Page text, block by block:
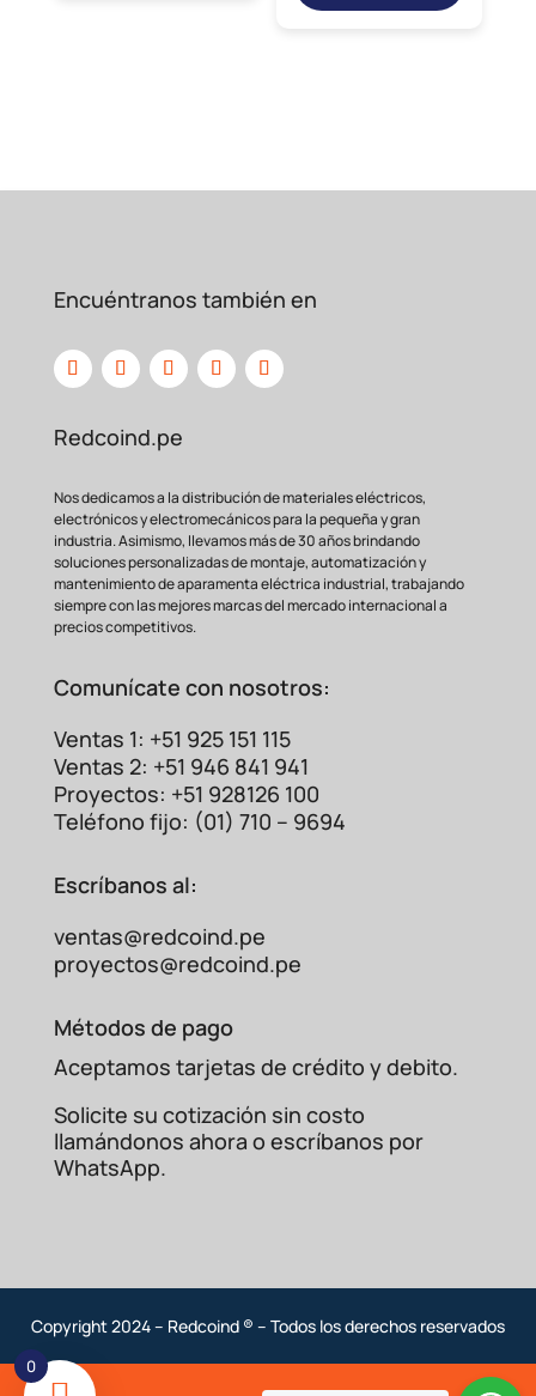
Encuéntranos también en
Redcoind.pe
Nos dedicamos a la distribución de materiales eléctricos,
electrónicos y electromecánicos para la pequeña y gran
industria. Asimismo, llevamos más de 30 años brindando
soluciones personalizadas de montaje, automatización y
mantenimiento de aparamenta eléctrica industrial, trabajando
siempre con las mejores marcas del mercado internacional a
precios competitivos.
Comunícate con nosotros:
Ventas 1: +51 925 151 115
Ventas 2: +51 946 841 941
Proyectos: +51 928126 100
Teléfono fijo: (01) 710 – 9694
Escríbanos al:
ventas@redcoind.pe
proyectos@redcoind.pe
Métodos de pago
Aceptamos tarjetas de crédito y debito.
Solicite su cotización sin costo
llamándonos ahora o escríbanos por
WhatsApp.
Copyright 2024 – Redcoind ® – Todos los derechos reservados
0